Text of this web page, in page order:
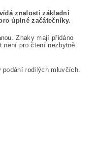
znalosti základní
úplné začátečníky.
Znaky mají přidáno
není pro čtení nezbytně
podání rodilých mluvčích.